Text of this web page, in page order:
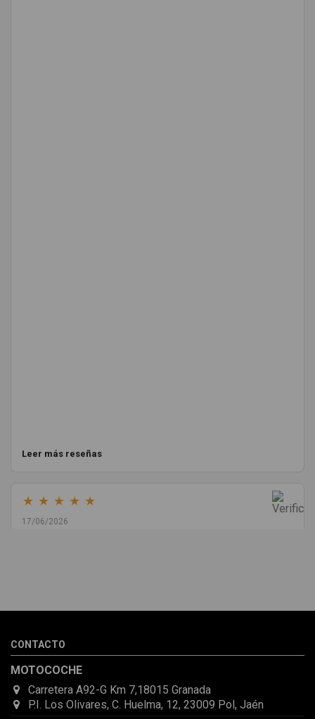
Leer más reseñas
★ ★ ★ ★ ★
17/06/2026
la pieza llegó correcta y bien embalada, además de llegarme 2
CONTACTO
MOTOCOCHE
Carretera A92-G Km 7,18015 Granada
P.I. Los Olivares, C. Huelma, 12, 23009 Pol, Jaén